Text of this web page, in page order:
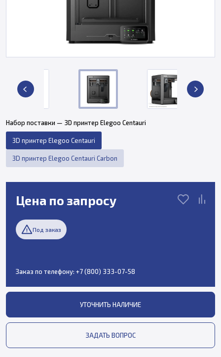
Набор поставки — 3D принтер Elegoo Centauri
3D принтер Elegoo Centauri
3D принтер Elegoo Centauri Carbon
Цена по запросу
Под заказ
Заказ по телефону: +7 (800) 333-07-58
УТОЧНИТЬ НАЛИЧИЕ
ЗАДАТЬ ВОПРОС